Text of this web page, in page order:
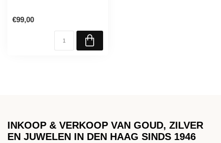
€99,00
INKOOP & VERKOOP VAN GOUD, ZILVER
EN JUWELEN IN DEN HAAG SINDS 1946